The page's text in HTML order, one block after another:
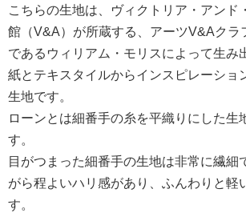
こちらの生地は、ヴィクトリア・アンド
館（V&A）が所蔵する、アーツV&Aクラ
であるウィリアム・モリスによって生み
紙とテキスタイルからインスピレーショ
生地です。
ローンとは細番手の糸を平織りにした生
す。
目がつまった細番手の生地は非常に繊細
がら程よいハリ感があり、ふんわりと軽
す。